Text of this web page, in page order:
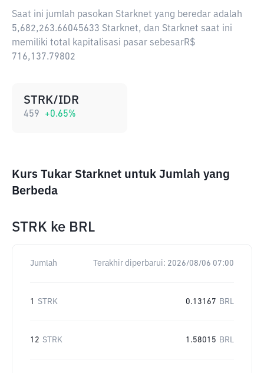
Saat ini jumlah pasokan Starknet yang beredar adalah
5,682,263.66045633 Starknet, dan Starknet saat ini
memiliki total kapitalisasi pasar sebesarR$
716,137.79802
STRK/IDR
459 +0.65%
Kurs Tukar Starknet untuk Jumlah yang
Berbeda
STRK ke BRL
Jumlah Terakhir diperbarui: 2026/08/06 07:00
1 STRK 0.13167 BRL
12 STRK 1.58015 BRL